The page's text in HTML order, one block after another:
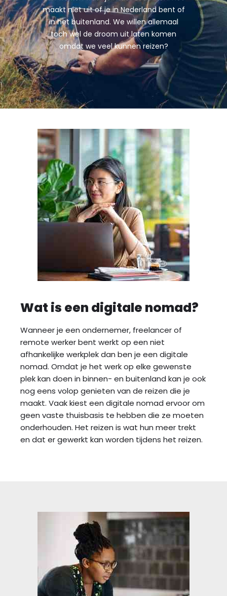
maakt niet uit of je in Nederland bent of
in het buitenland. We willen allemaal
toch wel de droom uit laten komen
omdat we veel kunnen reizen?
Wat is een digitale nomad?
Wanneer je een ondernemer, freelancer of
remote werker bent werkt op een niet
afhankelijke werkplek dan ben je een digitale
nomad. Omdat je het werk op elke gewenste
plek kan doen in binnen- en buitenland kan je ook
nog eens volop genieten van de reizen die je
maakt. Vaak kiest een digitale nomad ervoor om
geen vaste thuisbasis te hebben die ze moeten
onderhouden. Het reizen is wat hun meer trekt
en dat er gewerkt kan worden tijdens het reizen.